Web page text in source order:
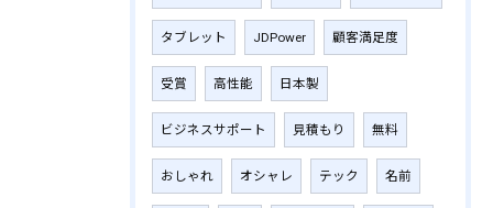
タブレット JDPower 顧客満足度
受賞 高性能 日本製
ビジネスサポート 見積もり 無料
おしゃれ オシャレ テック 名前